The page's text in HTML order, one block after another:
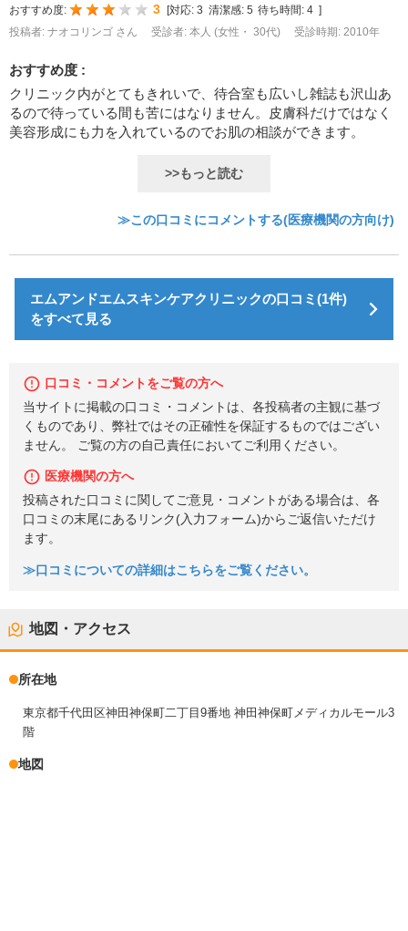
おすすめ度: 3 [対応: 3 清潔感: 5 待ち時間: 4 ]
投稿者: ナオコリンゴ さん
受診者: 本人 (女性・ 30代) 受診時期: 2010年
おすすめ度 :
クリニック内がとてもきれいで、待合室も広いし雑誌も沢山あ
るので待っている間も苦にはなりません。皮膚科だけではなく
美容形成にも力を入れているのでお肌の相談ができます。
>>もっと読む
≫この口コミにコメントする(医療機関の方向け)
エムアンドエムスキンケアクリニックの口コミ(1件)
をすべて見る
口コミ・コメントをご覧の方へ
当サイトに掲載の口コミ・コメントは、各投稿者の主観に基づ
くものであり、弊社ではその正確性を保証するものではござい
ません。 ご覧の方の自己責任においてご利用ください。
医療機関の方へ
投稿された口コミに関してご意見・コメントがある場合は、各
口コミの末尾にあるリンク(入力フォーム)からご返信いただけ
ます。
≫口コミについての詳細はこちらをご覧ください。
地図・アクセス
所在地
東京都千代田区神田神保町二丁目9番地 神田神保町メディカルモール3
階
地図